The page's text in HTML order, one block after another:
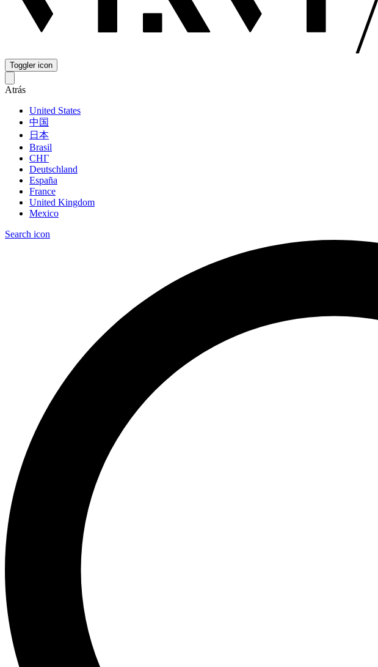
Toggler icon
Atrás
United States
中国
日本
Brasil
СНГ
Deutschland
España
France
United Kingdom
Mexico
Search icon